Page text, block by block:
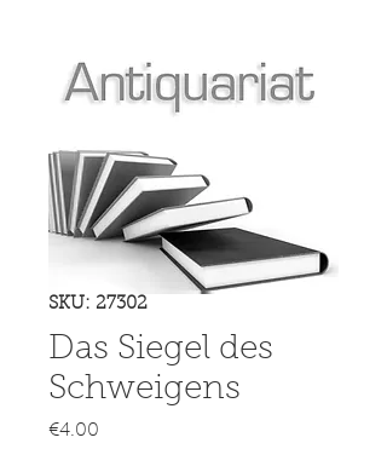
SKU: 27302
Das Siegel des
Schweigens
€4.00